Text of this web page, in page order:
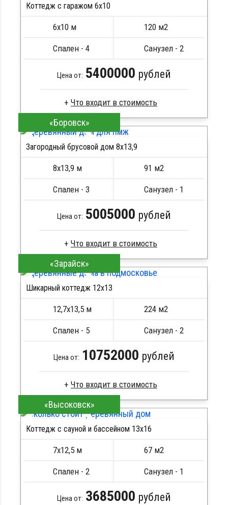
Коттедж с гаражом 6х10
6х10 м 120 м2
Спален - 4 Санузел - 2
Цена от: 5400000 рублей
Брус камерной сушки
Стропила, балки 50х200 мм
Кровля металлочерепица
Сборка на березовые нагеля, джут
Металлические сваи 108 диаметр
ПОДРОБНЕЕ
«Боровск»
Загородный брусовой дом 8х13,9
8х13,9 м 91 м2
Спален - 3 Санузел - 1
Цена от: 5005000 рублей
Брус камерной сушки
Стропила, балки 50х200 мм
Кровля металлочерепица
Сборка на березовые нагеля, джут
Металлические сваи 108 диаметр
ПОДРОБНЕЕ
«Зарайск»
Шикарный коттедж 12х13
12,7х13,5 м 224 м2
Спален - 5 Санузел - 2
Цена от: 10752000 рублей
Профилированный брус
Стропила, балки 50х200 мм
Кровля металлочерепица
Сборка на березовые нагеля, джут
Металлические сваи 108 диаметр
ПОДРОБНЕЕ
«Высоковск»
Коттедж с сауной и бассейном 13х16
7х12,5 м 67 м2
Спален - 2 Санузел - 1
Цена от: 3685000 рублей